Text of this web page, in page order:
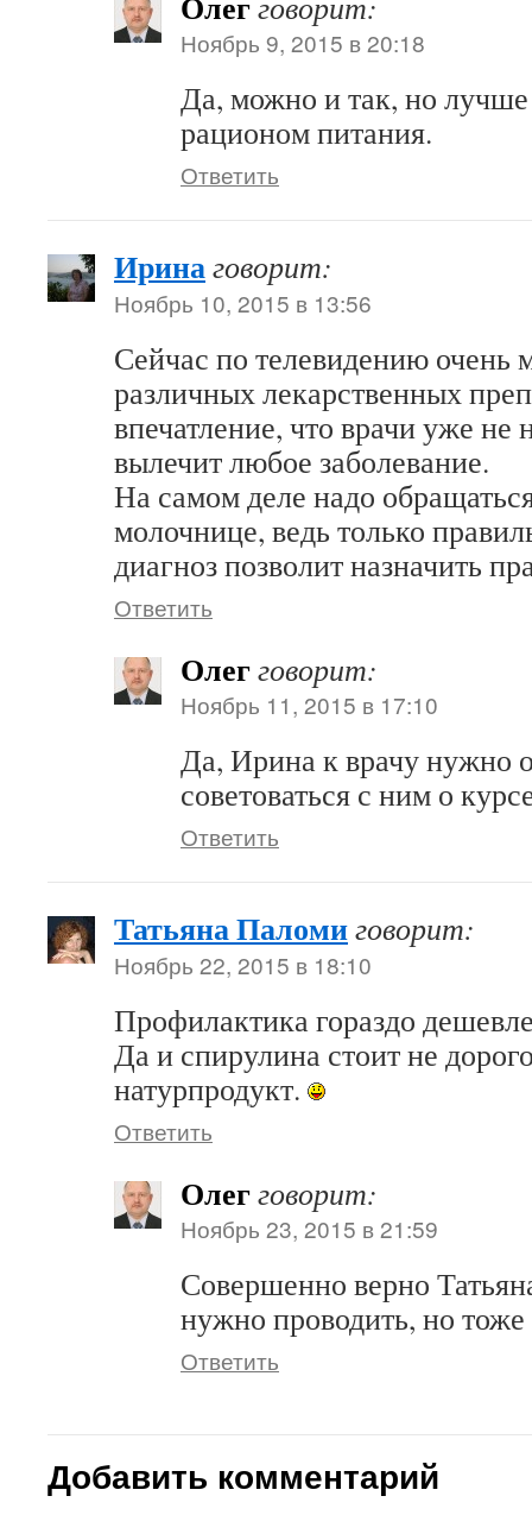
Ноябрь 9, 2015 в 20:18
Да, можно и так, но лучше
рационом питания.
Ответить
Иринаговорит:
Ноябрь 10, 2015 в 13:56
Сейчас по телевидению очень
различных лекарственных
впечатление, что врачи уже
вылечит любое заболевание.
На самом деле надо
молочнице, ведь только
диагноз позволит назначить
Ответить
Олегговорит:
Ноябрь 11, 2015 в 17:10
Да, Ирина к врачу нужно
советоваться с ним о
Ответить
Татьяна Паломиговорит:
Ноябрь 22, 2015 в 18:10
Профилактика гораздо
Да и спирулина стоит не
натурпродукт.
Ответить
Олегговорит:
Ноябрь 23, 2015 в 21:59
Совершенно верно
нужно проводить, но
Ответить
Добавить комментарий